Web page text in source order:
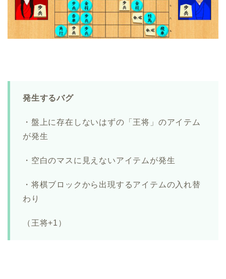
発生するバグ
・盤上に存在しないはずの「王将」のアイテム
が発生
・空白のマスに見えないアイテムが発生
・将棋ブロックから出現するアイテムの入れ替
わり
（王将+1）